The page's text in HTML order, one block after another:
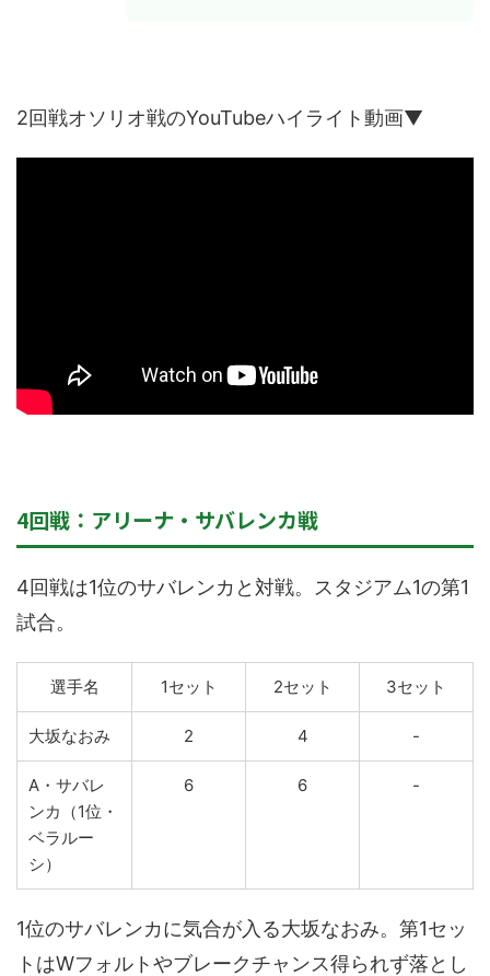
2回戦オソリオ戦のYouTubeハイライト動画▼
4回戦：アリーナ・サバレンカ戦
4回戦は1位のサバレンカと対戦。スタジアム1の第1
試合。
選手名 1セット 2セット 3セット
大坂なおみ 2 4 -
A・サバレ
ンカ（1位・
ベラルー
シ）
6 6 -
1位のサバレンカに気合が入る大坂なおみ。第1セッ
トはWフォルトやブレークチャンス得られず落とし